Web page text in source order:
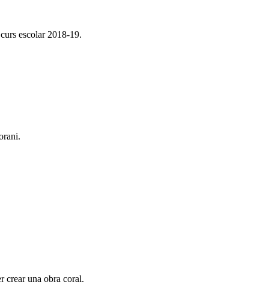
escolar 2018-19.
crear una obra coral.